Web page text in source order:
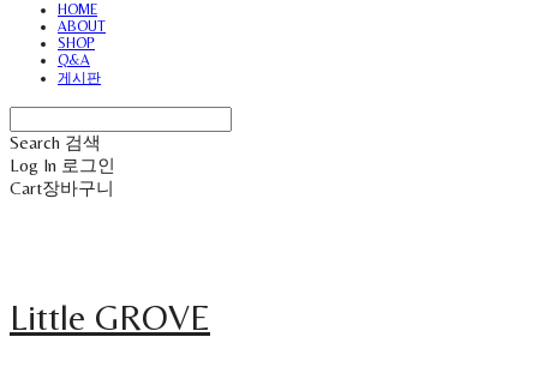
HOME
ABOUT
SHOP
Q&A
게시판
Search 검색
Log In 로그인
Cart장바구니
Little GROVE